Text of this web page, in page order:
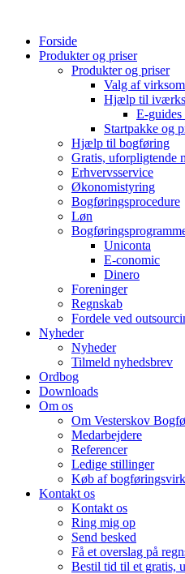
indholdForside
Produkter og priser
Produkter og priser
Valg af
Hjælp til
E-guides
Startpakke og
Hjælp til bogføring
Gratis, uforpligtende
Erhvervsservice
Økonomistyring
Bogføringsprocedure
Løn
Uniconta
E-conomic
Dinero
Foreninger
Regnskab
Fordele ved
Nyheder
Nyheder
Tilmeld nyhedsbrev
Ordbog
Downloads
Om os
Om Vesterskov
Medarbejdere
Referencer
Ledige stillinger
Køb af
Kontakt os
Kontakt os
Ring mig op
Send besked
Få et overslag på
Bestil tid til et gratis,